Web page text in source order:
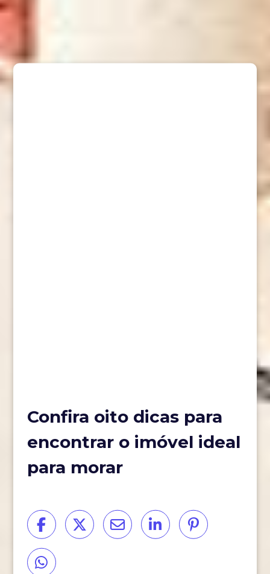
Confira oito dicas para
encontrar o imóvel ideal
para morar